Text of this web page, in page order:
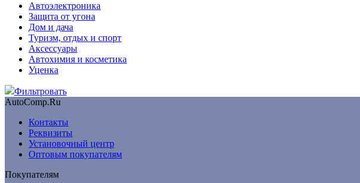
Автоэлектроника
Защита от угона
Дом и дача
Туризм, отдых и спорт
Аксессуары
Автохимия и косметика
Уценка
Фильтровать
AutoComp.Ru
Контакты
Реквизиты
Установочный центр
Оптовым покупателям
Покупателям